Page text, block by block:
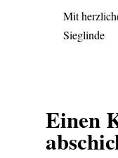
Mit
Sieglinde
Einen